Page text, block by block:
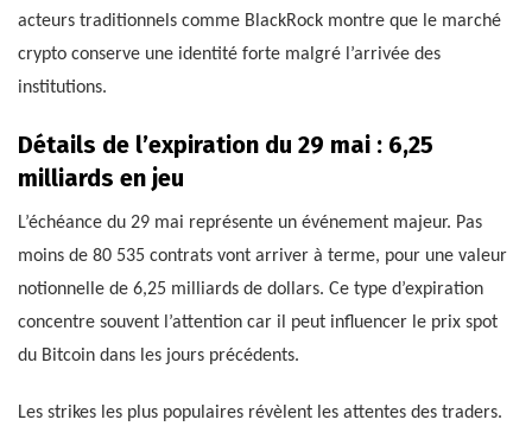
acteurs traditionnels comme BlackRock montre que le marché
crypto conserve une identité forte malgré l’arrivée des
institutions.
Détails de l’expiration du 29 mai : 6,25
milliards en jeu
L’échéance du 29 mai représente un événement majeur. Pas
moins de 80 535 contrats vont arriver à terme, pour une valeur
notionnelle de 6,25 milliards de dollars. Ce type d’expiration
concentre souvent l’attention car il peut influencer le prix spot
du Bitcoin dans les jours précédents.
Les strikes les plus populaires révèlent les attentes des traders.